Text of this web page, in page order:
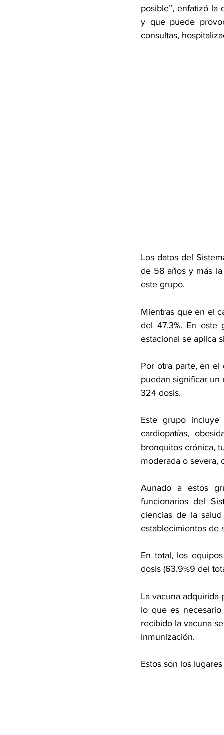
posible”, enfatizó la
y que puede
consultas,
Los datos del
de 58 años y más
este grupo.
Mientras que en el
del 47,3%. En este
estacional se aplica
Por otra parte, en
puedan significar un
324 dosis.
Este grupo
cardiopatías,
bronquitos crónica,
moderada o severa,
Aunado a estos
funcionarios del
ciencias de la
establecimientos de
En total, los
dosis (63.9%9 del
La vacuna
lo que es
recibido la vacuna
inmunización.
Estos son los